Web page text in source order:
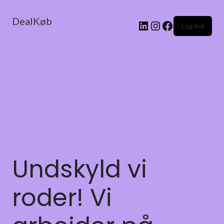
DealKøb Log ind
Undskyld vi
roder! Vi